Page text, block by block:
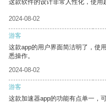
这款软件的设计非常人性化，使用
2024-08-02
游客
这款app的用户界面简洁明了，使
悉操作。
2024-08-02
游客
这款加速器app的功能有点单一，